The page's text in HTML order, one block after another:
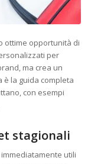
ottime opportunità di
per
ma crea un
è la guida completa
con esempi
stagionali
utili